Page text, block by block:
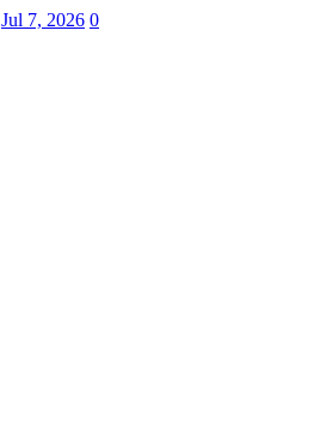
Jul 7, 2026 0